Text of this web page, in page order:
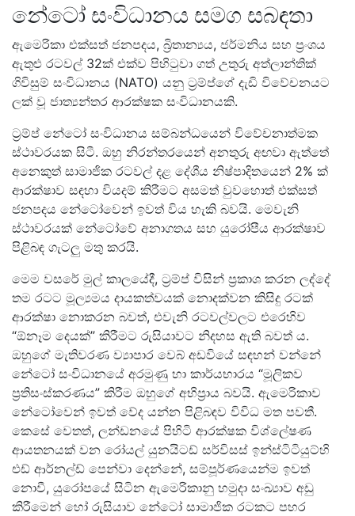
නේටෝ සංවිධානය සමග සබඳතා
ඇමෙරිකා එක්සත් ජනපදය, බ්‍රිතාන්‍යය, ජර්මනිය සහ ප්‍රංශය
ඇතුළු රටවල් 32ක් එක්ව පිහිටුවා ගත් උතුරු අත්ලාන්තික්
ගිවිසුම් සංවිධානය (NATO) යනු ට්‍රම්ප්ගේ දැඩි විවේචනයට
ලක් වූ ජාත්‍යන්තර ආරක්ෂක සංවිධානයකි.
ට්‍රම්ප් නේටෝ සංවිධානය සම්බන්ධයෙන් විවේචනාත්මක
ස්ථාවරයක සිටී. ඔහු නිරන්තරයෙන් අනතුරු අඟවා ඇත්තේ
අනෙකුත් සාමාජික රටවල් දළ දේශීය නිෂ්පාදිතයෙන් 2% ක්
ආරක්ෂාව සඳහා වියදම් කිරීමට අසමත් වුවහොත් එක්සත්
ජනපදය නේටෝවෙන් ඉවත් විය හැකි බවයි. මෙවැනි
ස්ථාවරයක් නේටෝවේ අනාගතය සහ යුරෝපීය ආරක්ෂාව
පිළිබඳ ගැටලු මතු කරයි.
මෙම වසරේ මුල් කාලයේදී, ට්‍රම්ප් විසින් ප්‍රකාශ කරන ලද්දේ
තම රටට මූල්‍යමය දායකත්වයක් නොදක්වන කිසිදු රටක්
ආරක්ෂා නොකරන බවත්, එවැනි රටවල්වලට එරෙහිව
“ඕනෑම දෙයක්” කිරීමට රුසියාවට නිදහස ඇති බවත් ය.
ඔහුගේ මැතිවරණ ව්‍යාපාර වෙබ් අඩවියේ සඳහන් වන්නේ
නේටෝ සංවිධානයේ අරමුණු හා කාර්යභාරය “මූලිකව
ප්‍රතිසංස්කරණය” කිරීම ඔහුගේ අභිප්‍රාය බවයි. ඇමෙරිකාව
නේටෝවෙන් ඉවත් වේද යන්න පිළිබඳව විවිධ මත පවතී.
කෙසේ වෙතත්, ලන්ඩනයේ පිහිටි ආරක්ෂක විශ්ලේෂණ
ආයතනයක් වන රෝයල් යුනයිටඩ් සර්විසස් ඉන්ස්ටිටියුට්හි
එඩ් ආර්නල්ඩ් පෙන්වා දෙන්නේ, සම්පූර්ණයෙන්ම ඉවත්
නොවී, යුරෝපයේ සිටින ඇමෙරිකානු හමුදා සංඛ්‍යාව අඩු
කිරීමෙන් හෝ රුසියාව නේටෝ සාමාජික රටකට පහර